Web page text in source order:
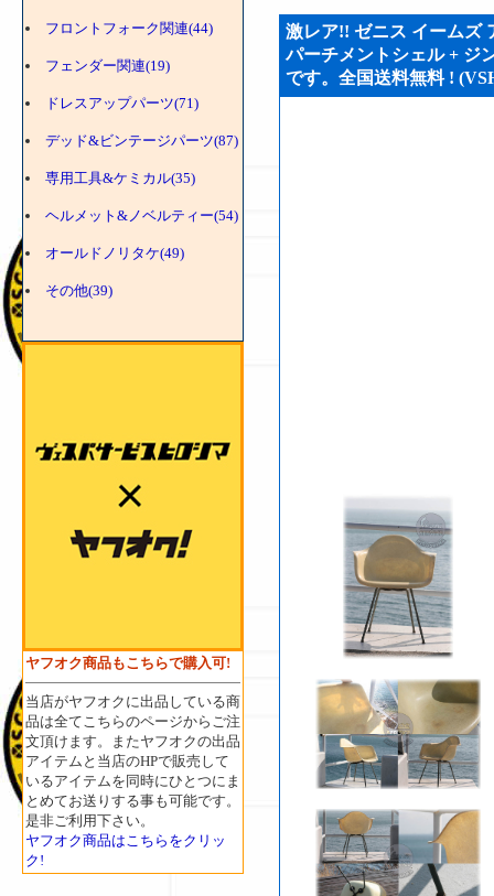
フロントフォーク関連(44)
フェンダー関連(19)
ドレスアップパーツ(71)
デッド&ビンテージパーツ(87)
専用工具&ケミカル(35)
ヘルメット&ノベルティー(54)
オールドノリタケ(49)
その他(39)
ヤフオク商品もこちらで購入可!
当店がヤフオクに出品している商
品は全てこちらのページからご注
文頂けます。またヤフオクの出品
アイテムと当店のHPで販売して
いるアイテムを同時にひとつにま
とめてお送りする事も可能です。
是非ご利用下さい。
ヤフオク商品はこちらをクリッ
ク!
激レア!! ゼニス イームズ
パーチメントシェル + ジ
です。全国送料無料 !